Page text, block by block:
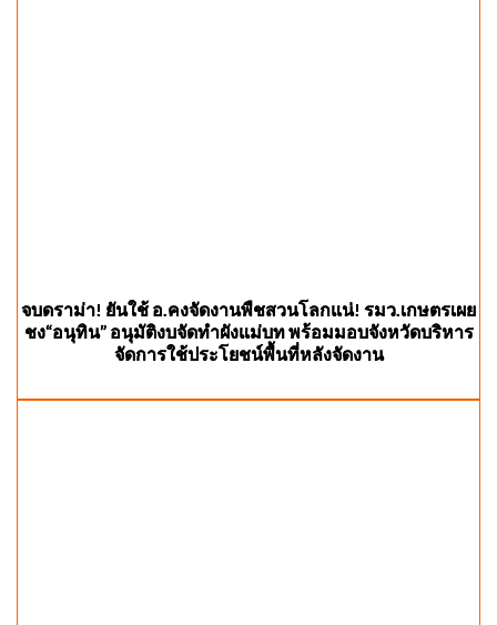
จบดราม่า! ยันใช้ อ.คงจัดงานพืชสวนโลกแน่! รมว.เกษตรเผย
ชง“อนุทิน” อนุมัติงบจัดทำผังแม่บท พร้อมมอบจังหวัดบริหาร
จัดการใช้ประโยชน์พื้นที่หลังจัดงาน